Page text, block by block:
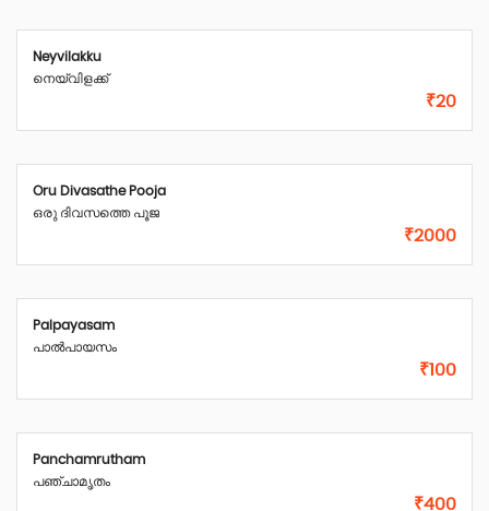
Neyvilakku
നെയ്‌വിളക്ക്
₹20
Oru Divasathe Pooja
ഒരു ദിവസത്തെ പൂജ
₹2000
Palpayasam
പാൽപായസം
₹100
Panchamrutham
പഞ്ചാമൃതം
₹400